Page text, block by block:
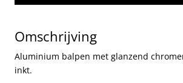
Omschrijving
Aluminium balpen met glanzend
inkt.